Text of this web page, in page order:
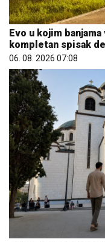
Evo u kojim
kompletan spisak
06. 08. 2026 07:08